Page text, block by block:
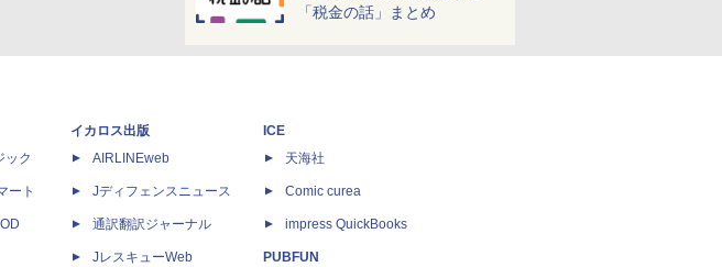
「税金の話」まとめ
ック
ート
イカロス出版
AIRLINEweb
Jディフェンスニュース
通訳翻訳ジャーナル
JレスキューWeb
ICE
天海社
Comic curea
impress QuickBooks
PUBFUN